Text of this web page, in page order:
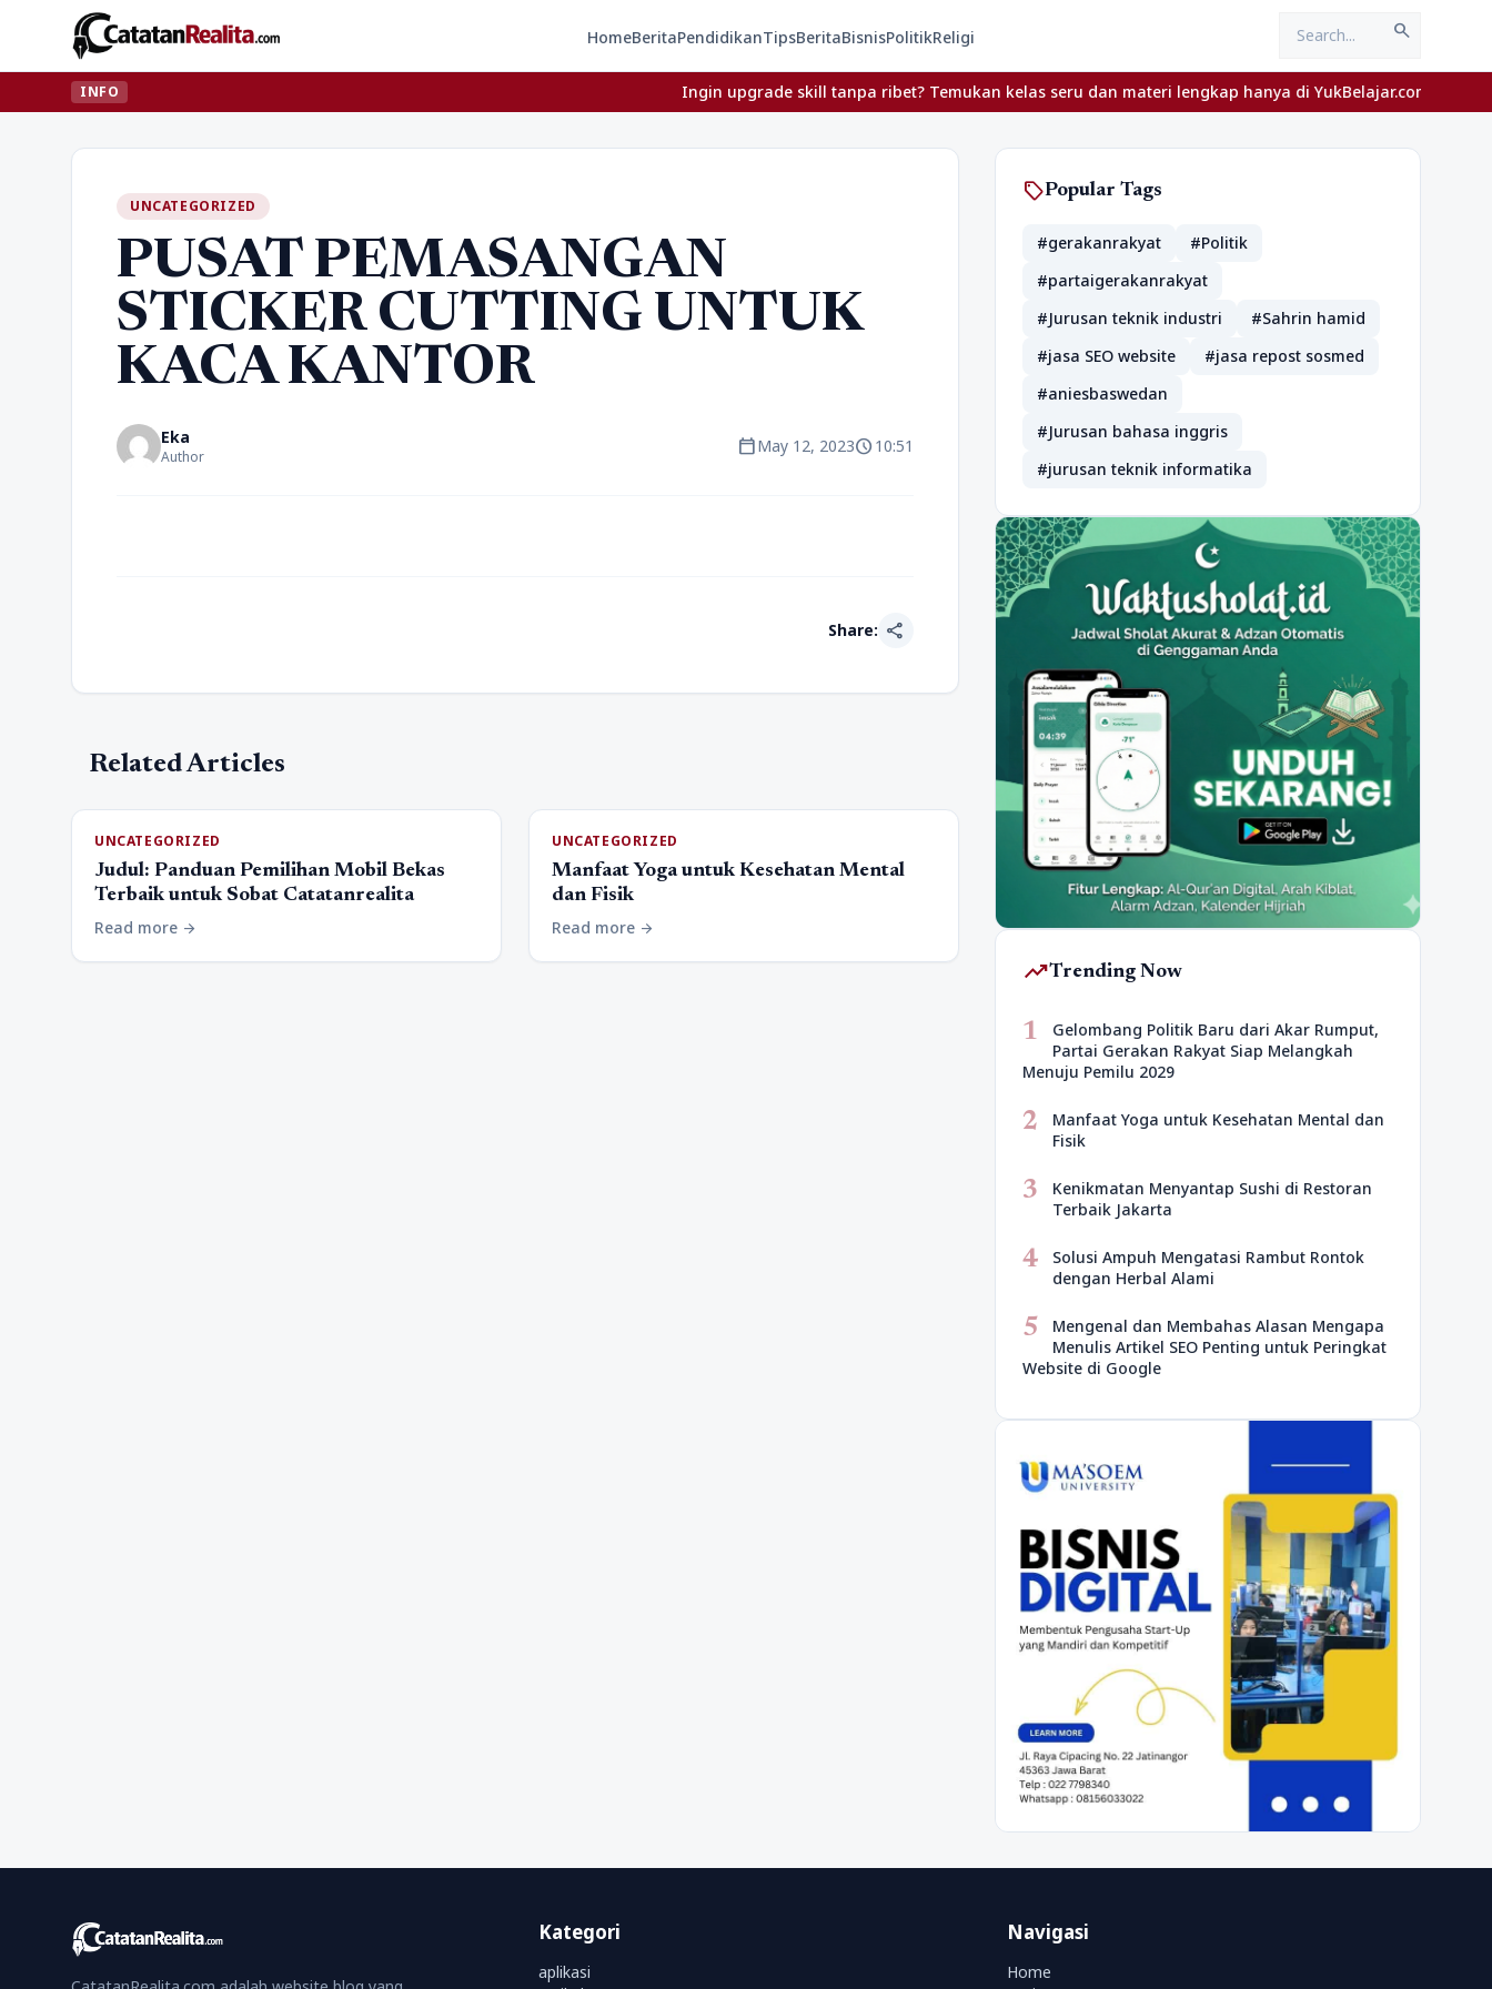
HomeBeritaPendidikanTipsBeritaBisnisPolitikReligi search
INFO Ingin upgrade skill tanpa ribet? Temukan kelas seru dan materi lengkap hanya di YukBelajar.com. Mulai
UNCATEGORIZED
PUSAT PEMASANGAN
STICKER CUTTING UNTUK
KACA KANTOR
Eka
Author calendar_todayMay 12, 2023schedule10:51
Share: share
Related Articles
UNCATEGORIZED
Judul: Panduan Pemilihan Mobil Bekas
Terbaik untuk Sobat Catatanrealita
Read more arrow_forward
UNCATEGORIZED
Manfaat Yoga untuk Kesehatan Mental
dan Fisik
Read more arrow_forward
sellPopular Tags
#gerakanrakyat
#Politik
#partaigerakanrakyat
#Jurusan teknik industri
#Sahrin hamid
#jasa SEO website
#jasa repost sosmed
#aniesbaswedan
#Jurusan bahasa inggris
#jurusan teknik informatika
trending_upTrending Now
1
Gelombang Politik Baru dari Akar Rumput,
Partai Gerakan Rakyat Siap Melangkah
Menuju Pemilu 2029
2
Manfaat Yoga untuk Kesehatan Mental dan
Fisik
3
Kenikmatan Menyantap Sushi di Restoran
Terbaik Jakarta
4
Solusi Ampuh Mengatasi Rambut Rontok
dengan Herbal Alami
5
Mengenal dan Membahas Alasan Mengapa
Menulis Artikel SEO Penting untuk Peringkat
Website di Google
Kategori
aplikasi
Navigasi
Home